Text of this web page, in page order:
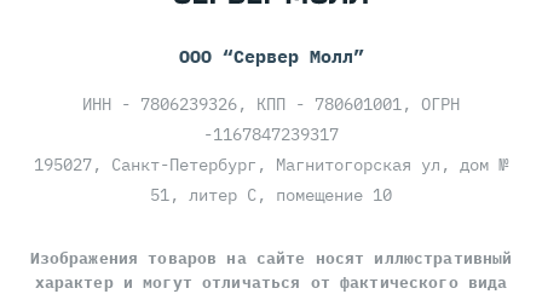
ООО “Сервер Молл”
ИНН - 7806239326, КПП - 780601001, ОГРН
-1167847239317
195027, Санкт-Петербург, Магнитогорская ул, дом №
51, литер С, помещение 10
Изображения товаров на сайте носят иллюстративный
характер и могут отличаться от фактического вида